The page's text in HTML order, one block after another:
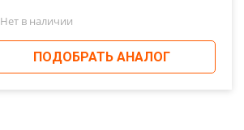
Нет в наличии
ПОДОБРАТЬ АНАЛОГ